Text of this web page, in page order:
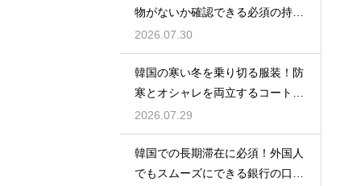
物がないか確認できる必須の持ち
物リスト
2026.07.30
韓国の寒い冬を乗り切る服装！防
寒とオシャレを両立するコートの
種類
2026.07.29
韓国での長期滞在に必須！外国人
でもスムーズにできる銀行の口座